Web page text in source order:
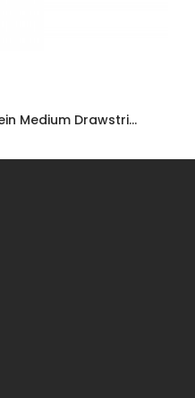
Medium Drawstri...